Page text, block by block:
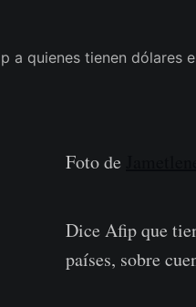
Foto de
Dice Afip que
países, sobre